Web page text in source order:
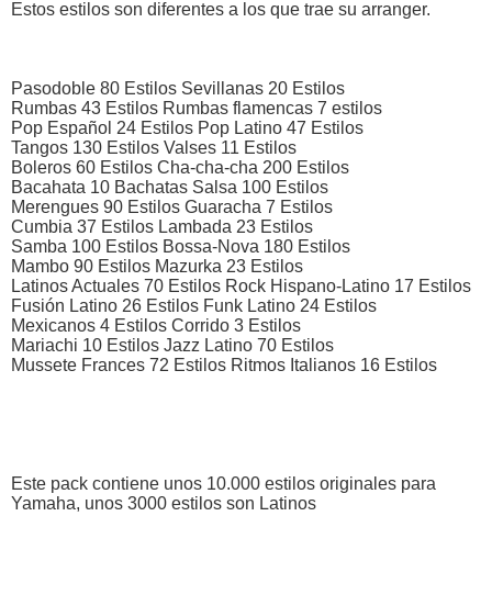
Estos estilos son diferentes a los que trae su arranger.
Pasodoble 80 Estilos Sevillanas 20 Estilos
Rumbas 43 Estilos Rumbas flamencas 7 estilos
Pop Español 24 Estilos Pop Latino 47 Estilos
Tangos 130 Estilos Valses 11 Estilos
Boleros 60 Estilos Cha-cha-cha 200 Estilos
Bacahata 10 Bachatas Salsa 100 Estilos
Merengues 90 Estilos Guaracha 7 Estilos
Cumbia 37 Estilos Lambada 23 Estilos
Samba 100 Estilos Bossa-Nova 180 Estilos
Mambo 90 Estilos Mazurka 23 Estilos
Latinos Actuales 70 Estilos Rock Hispano-Latino 17 Estilos
Fusión Latino 26 Estilos Funk Latino 24 Estilos
Mexicanos 4 Estilos Corrido 3 Estilos
Mariachi 10 Estilos Jazz Latino 70 Estilos
Mussete Frances 72 Estilos Ritmos Italianos 16 Estilos
Este pack contiene unos 10.000 estilos originales para
Yamaha, unos 3000 estilos son Latinos